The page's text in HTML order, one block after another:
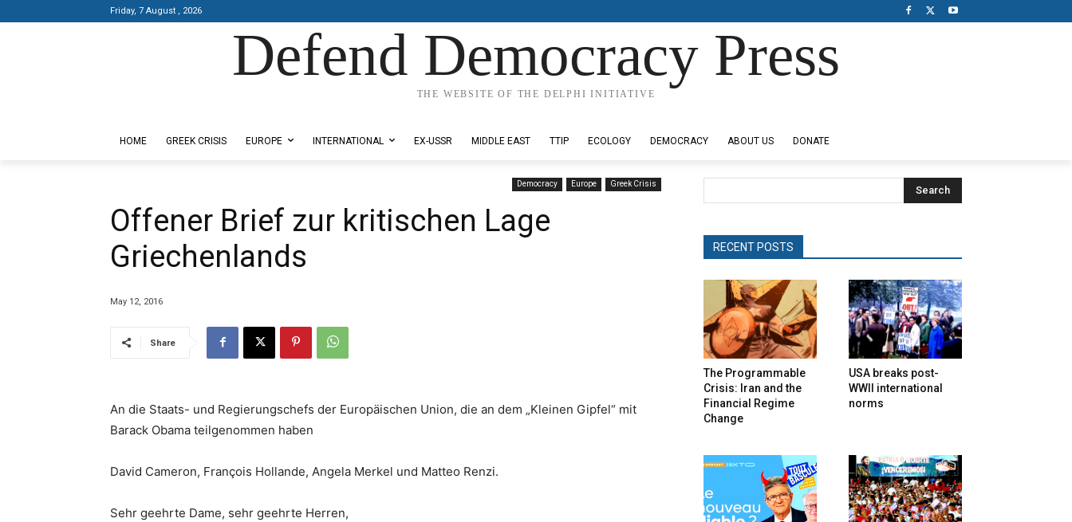
Friday, 7 August , 2026
Defend Democracy Press
THE WEBSITE OF THE DELPHI INITIATIVE
HOME GREEK CRISIS EUROPE INTERNATIONAL EX-USSR MIDDLE EAST TTIP ECOLOGY DEMOCRACY ABOUT US DONATE
Democracy Europe Greek Crisis
Offener Brief zur kritischen Lage
Griechenlands
May 12, 2016
Share
An die Staats- und Regierungschefs der Europäischen Union, die an dem „Kleinen Gipfel“ mit
Barack Obama teilgenommen haben
David Cameron, François Hollande, Angela Merkel und Matteo Renzi.
Sehr geehrte Dame, sehr geehrte Herren,
Search
RECENT POSTS
The Programmable
Crisis: Iran and the
Financial Regime
Change
USA breaks post-
WWII international
norms